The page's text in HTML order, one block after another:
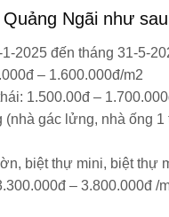
Ngãi như
1-2025 đến tháng 31-5-
– 1.600.000đ/m2
1.500.00đ –
gác lửng, nhà ống
biệt thự mini, biệt thự
– 3.800.000đ /